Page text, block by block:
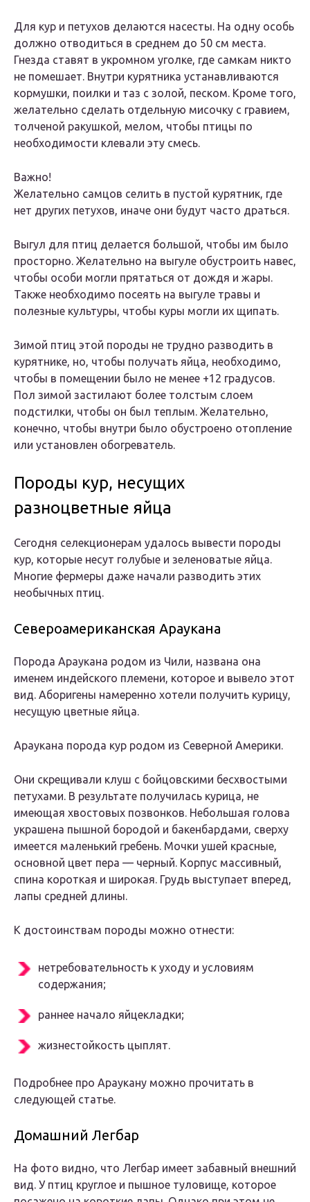
Для кур и петухов делаются насесты. На одну особь
должно отводиться в среднем до 50 см места.
Гнезда ставят в укромном уголке, где самкам никто
не помешает. Внутри курятника устанавливаются
кормушки, поилки и таз с золой, песком. Кроме того,
желательно сделать отдельную мисочку с гравием,
толченой ракушкой, мелом, чтобы птицы по
необходимости клевали эту смесь.
Важно!
Желательно самцов селить в пустой курятник, где
нет других петухов, иначе они будут часто драться.
Выгул для птиц делается большой, чтобы им было
просторно. Желательно на выгуле обустроить навес,
чтобы особи могли прятаться от дождя и жары.
Также необходимо посеять на выгуле травы и
полезные культуры, чтобы куры могли их щипать.
Зимой птиц этой породы не трудно разводить в
курятнике, но, чтобы получать яйца, необходимо,
чтобы в помещении было не менее +12 градусов.
Пол зимой застилают более толстым слоем
подстилки, чтобы он был теплым. Желательно,
конечно, чтобы внутри было обустроено отопление
или установлен обогреватель.
Породы кур, несущих
разноцветные яйца
Сегодня селекционерам удалось вывести породы
кур, которые несут голубые и зеленоватые яйца.
Многие фермеры даже начали разводить этих
необычных птиц.
Североамериканская Араукана
Порода Араукана родом из Чили, названа она
именем индейского племени, которое и вывело этот
вид. Аборигены намеренно хотели получить курицу,
несущую цветные яйца.
Араукана порода кур родом из Северной Америки.
Они скрещивали клуш с бойцовскими бесхвостыми
петухами. В результате получилась курица, не
имеющая хвостовых позвонков. Небольшая голова
украшена пышной бородой и бакенбардами, сверху
имеется маленький гребень. Мочки ушей красные,
основной цвет пера — черный. Корпус массивный,
спина короткая и широкая. Грудь выступает вперед,
лапы средней длины.
К достоинствам породы можно отнести:
нетребовательность к уходу и условиям
содержания;
раннее начало яйцекладки;
жизнестойкость цыплят.
Подробнее про Араукану можно прочитать в
следующей статье.
Домашний Легбар
На фото видно, что Легбар имеет забавный внешний
вид. У птиц круглое и пышное туловище, которое